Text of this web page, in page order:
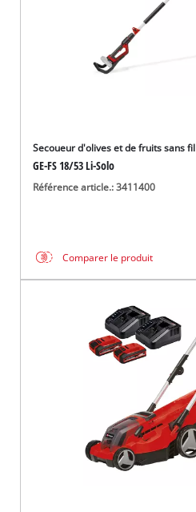
Secoueur d'olives et de fruits sans fil
GE-FS 18/53 Li-Solo
Référence article.: 3411400
Comparer le produit